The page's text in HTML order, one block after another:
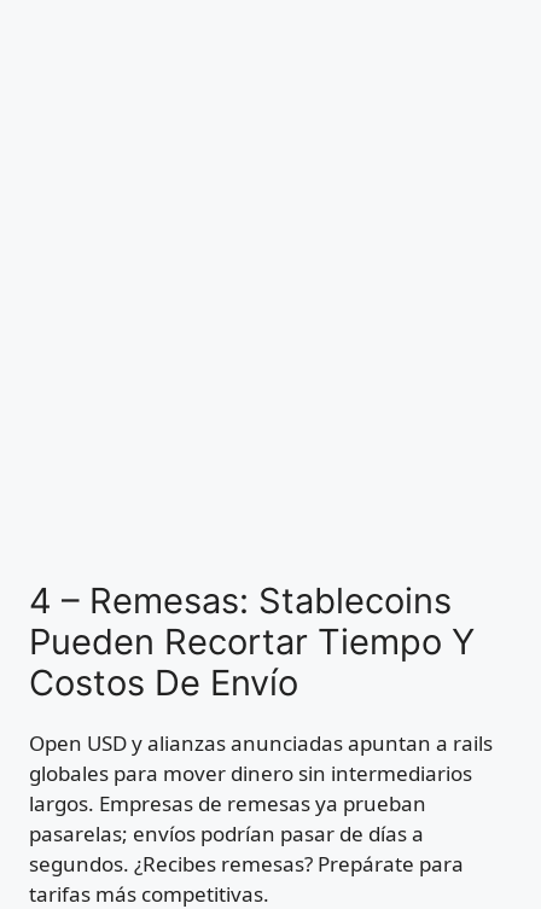
4 – Remesas: Stablecoins
Pueden Recortar Tiempo Y
Costos De Envío
Open USD y alianzas anunciadas apuntan a rails
globales para mover dinero sin intermediarios
largos. Empresas de remesas ya prueban
pasarelas; envíos podrían pasar de días a
segundos. ¿Recibes remesas? Prepárate para
tarifas más competitivas.